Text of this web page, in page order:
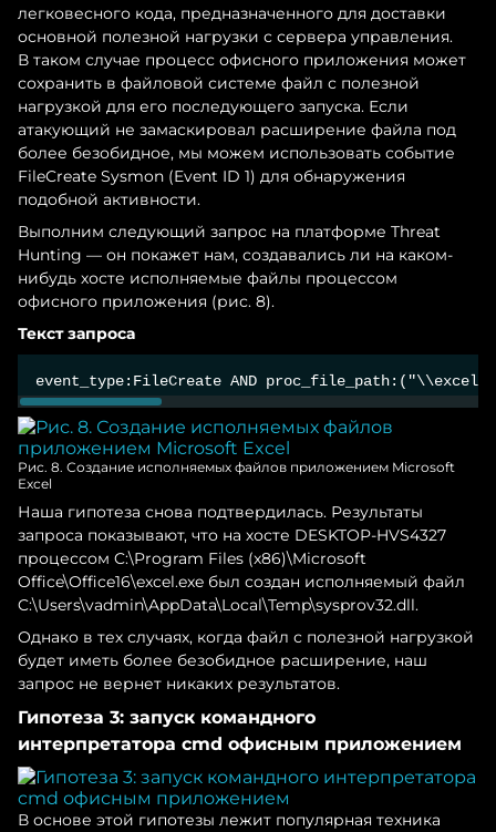
легковесного кода, предназначенного для доставки
основной полезной нагрузки с сервера управления.
В таком случае процесс офисного приложения может
сохранить в файловой системе файл с полезной
нагрузкой для его последующего запуска. Если
атакующий не замаскировал расширение файла под
более безобидное, мы можем использовать событие
FileCreate Sysmon (Event ID 1) для обнаружения
подобной активности.
Выполним следующий запрос на платформе Threat
Hunting — он покажет нам, создавались ли на каком-
нибудь хосте исполняемые файлы процессом
офисного приложения (рис. 8).
Текст запроса
Рис. 8. Создание исполняемых файлов приложением Microsoft
Excel
Наша гипотеза снова подтвердилась. Результаты
запроса показывают, что на хосте DESKTOP-HVS4327
процессом C:\Program Files (x86)\Microsoft
Office\Office16\excel.exe был создан исполняемый файл
C:\Users\vadmin\AppData\Local\Temp\sysprov32.dll.
Однако в тех случаях, когда файл с полезной нагрузкой
будет иметь более безобидное расширение, наш
запрос не вернет никаких результатов.
Гипотеза 3: запуск командного
интерпретатора cmd офисным приложением
В основе этой гипотезы лежит популярная техника